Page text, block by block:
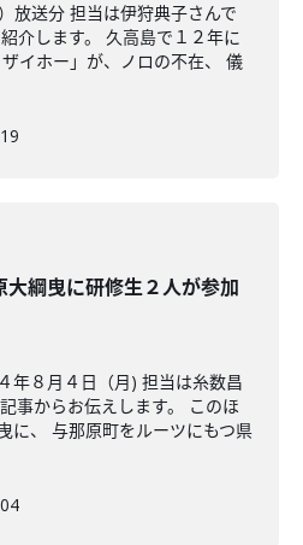
放送分 担当は伊狩典子さんで
介します。 久高島で１２年に
イホー」が、ノロの不在、 儀
大綱曳に研修生２人が参加
８月４日（月) 担当は糸数昌
事からお伝えします。 このほ
に、 与那原町をルーツにもつ県